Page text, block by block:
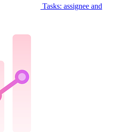
Tasks: assignee and